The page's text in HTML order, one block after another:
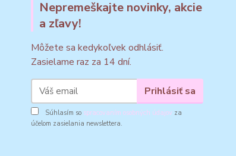
Nepremeškajte novinky, akcie
a zľavy!
Môžete sa kedykoľvek odhlásiť.
Zasielame raz za 14 dní.
Prihlásiť sa
Súhlasím so spracovaním osobných údajov za
účelom zasielania newslettera.